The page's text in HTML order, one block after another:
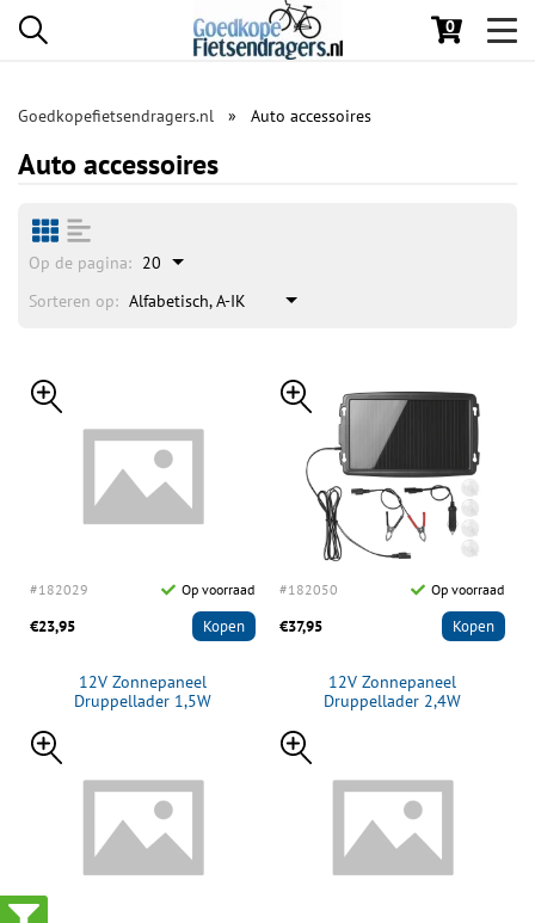
0
Goedkopefietsendragers.nl Auto accessoires
Auto accessoires
Op de pagina: 20
Sorteren op: Alfabetisch, A-IK
#182029 Op voorraad
€23,95 Kopen
12V Zonnepaneel
Druppellader 1,5W
#182050 Op voorraad
€37,95 Kopen
12V Zonnepaneel
Druppellader 2,4W